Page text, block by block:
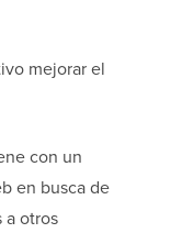
mejorar el
con un
en busca de
a otros